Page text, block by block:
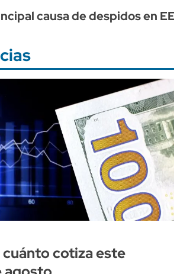
causa de despidos en
cuánto cotiza este